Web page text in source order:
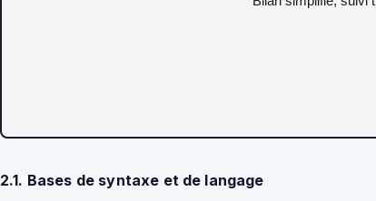
2.1. Bases de syntaxe et de langage